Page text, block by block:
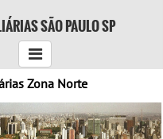
SÃO PAULO SP
Zona Norte